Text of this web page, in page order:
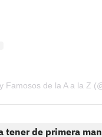
Famosos de la A a la Z
tener de primera